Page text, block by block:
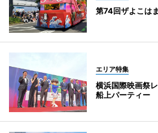
第74回ザよこは
エリア特集
横浜国際映画祭
船上パーティー